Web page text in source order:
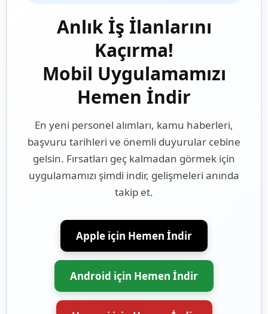
Anlık İş İlanlarını
Kaçırma!
Mobil Uygulamamızı
Hemen İndir
En yeni personel alımları, kamu haberleri,
başvuru tarihleri ve önemli duyurular cebine
gelsin. Fırsatları geç kalmadan görmek için
uygulamamızı şimdi indir, gelişmeleri anında
takip et.
Apple için Hemen İndir
Android için Hemen İndir